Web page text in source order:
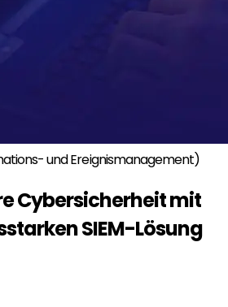
und Ereignismanagement)
Cybersicherheit mit
SIEM-Lösung